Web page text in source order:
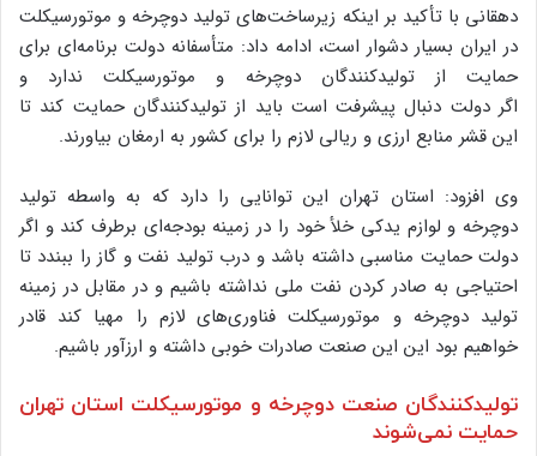
دهقانی با تأکید بر اینکه زیرساخت‌های تولید دوچرخه و موتورسیکلت
در ایران بسیار دشوار است، ادامه داد: متأسفانه دولت برنامه‌ای برای
حمایت از تولیدکنندگان دوچرخه و موتورسیکلت ندارد و
اگر دولت دنبال پیشرفت است باید از تولیدکنندگان حمایت کند تا
این قشر منابع ارزی و ریالی لازم را برای کشور به ارمغان بیاورند.
وی افزود: استان تهران این توانایی را دارد که به واسطه تولید
دوچرخه و لوازم یدکی خلأ خود را در زمینه بودجه‌ای برطرف کند و اگر
دولت حمایت مناسبی داشته باشد و درب تولید نفت و گاز را ببندد تا
احتیاجی به صادر کردن نفت ملی نداشته باشیم و در مقابل در زمینه
تولید دوچرخه و موتورسیکلت فناوری‌های لازم را مهیا کند قادر
خواهیم بود این این صنعت صادرات خوبی داشته و ارزآور باشیم.
تولیدکنندگان صنعت دوچرخه و موتورسیکلت استان تهران
حمایت نمی‌شوند